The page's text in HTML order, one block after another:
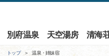
別府温泉 天空湯房 清海
トップ 温泉・姉妹宿